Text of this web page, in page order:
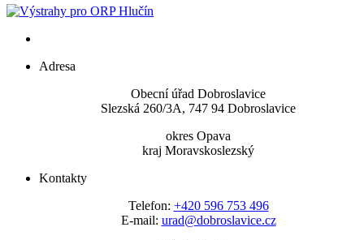
Adresa
Obecní úřad Dobroslavice
Slezská 260/3A, 747 94 Dobroslavice
okres Opava
kraj Moravskoslezský
Kontakty
Telefon: +420 596 753 496
E-mail: urad@dobroslavice.cz